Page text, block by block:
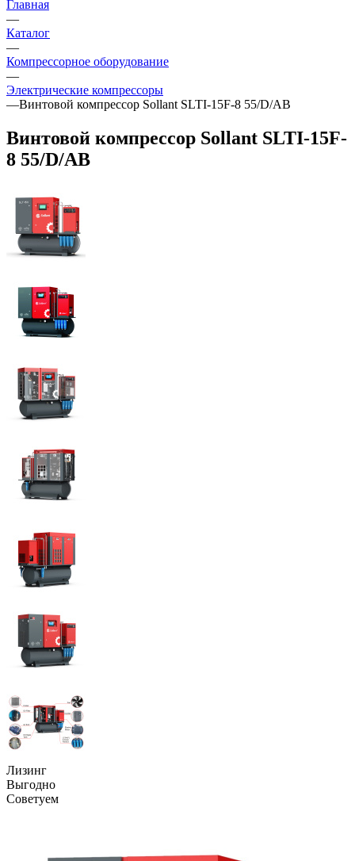
Главная
—
Каталог
—
Компрессорное оборудование
—
Электрические компрессоры
—Винтовой компрессор Sollant SLTI-15F-8 55/D/AB
Винтовой компрессор Sollant SLTI-15F-
8 55/D/AB
Лизинг
Выгодно
Советуем